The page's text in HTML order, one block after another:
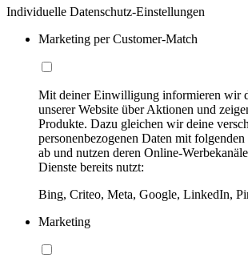
Individuelle Datenschutz-Einstellungen
Marketing per Customer-Match
Mit deiner Einwilligung informieren wir
unserer Website über Aktionen und
Produkte. Dazu gleichen wir deine
personenbezogenen Daten mit
ab und nutzen deren Online-
Dienste bereits nutzt:
Bing, Criteo, Meta, Google, LinkedIn,
Marketing